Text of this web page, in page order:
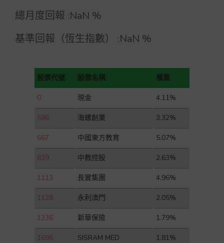
總月度回報 :NaN %
基準回報（恆生指數） :NaN %
股票代號 股票名稱 權重
0 現金 4.11%
586 海螺創業 3.32%
667 中國東方教育 5.07%
839 中教控股 2.63%
1113 長實集團 4.96%
1128 永利澳門 2.05%
1336 新華保險 1.79%
1696 SISRAM MED 1.81%